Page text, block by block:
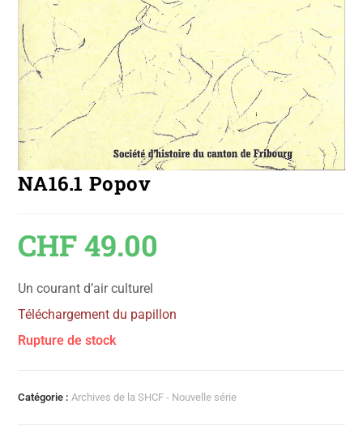
NA16.1 Popov
CHF49.00
Un courant d’air culturel
Téléchargement du papillon
Rupture de stock
Catégorie :Archives de la SHCF - Nouvelle série